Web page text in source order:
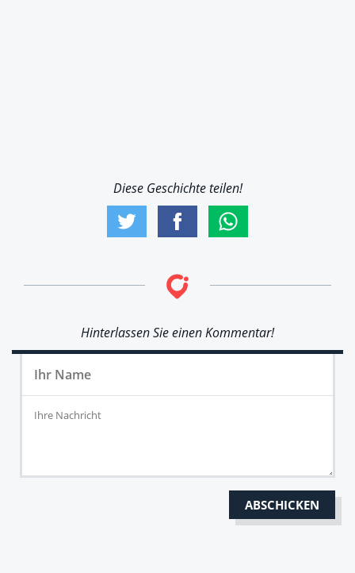
Diese Geschichte teilen!
Hinterlassen Sie einen Kommentar!